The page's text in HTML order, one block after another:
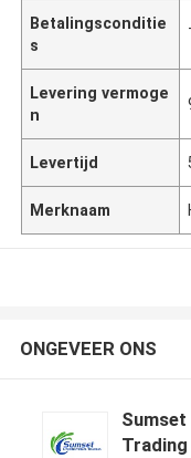
Betalingsconditie
s
Levering vermoge
n
Levertijd
Merknaam
ONGEVEER ONS